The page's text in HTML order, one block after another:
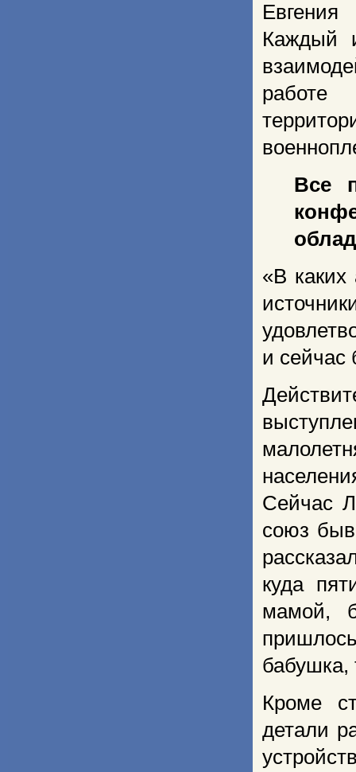
Евгения
Каждый
работе
Все
«В каких
и сейчас
Сейчас
союз
куда
мамой,
бабушка,
Кроме
детали